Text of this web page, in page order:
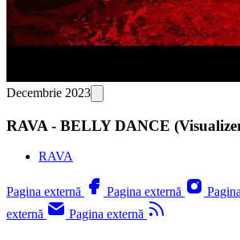
Decembrie 2023
RAVA - BELLY DANCE
RAVA
Pagina externă Pagina externă
externă
Pagina externă